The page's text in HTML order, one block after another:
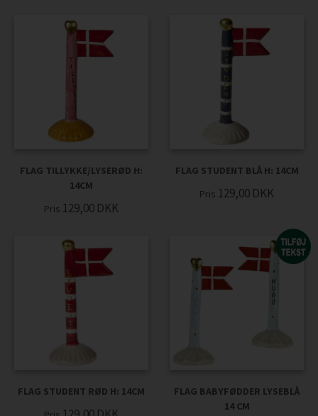
FLAG TILLYKKE/LYSERØD H:
14CM
Pris 129,00 DKK
FLAG STUDENT BLÅ H: 14CM
Pris 129,00 DKK
FLAG STUDENT RØD H: 14CM
FLAG BABYFØDDER LYSEBLÅ
14 CM